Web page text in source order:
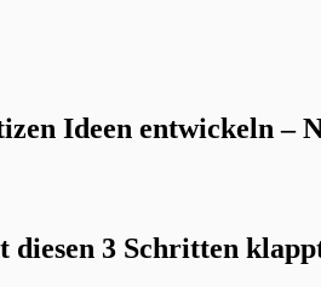
Ideen entwickeln –
3 Schritten